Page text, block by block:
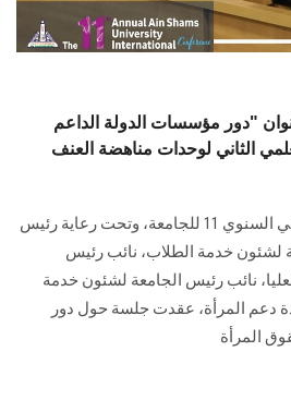
"دور مؤسسات الدولة الداعم
الثاني لوحدات مناهضة العنف
ضمن فعاليات المؤتمر الدولي السنوي 11 للجامعة، وتحت رعاية رئيس
لشئون خدمة الطلاب، نائب رئيس
نائب رئيس الجامعة لشئون خدمة
دعم المرأة، عقدت جلسة حول دور
المرأة